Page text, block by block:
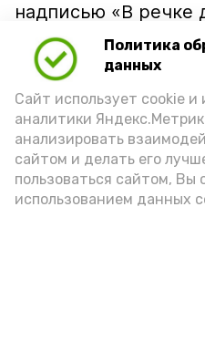
Политика
данных
Сайт использует cookie
аналитики
анализировать
сайтом и делать его
пользоваться сайтом, Вы
использованием данных
надписью «В речке